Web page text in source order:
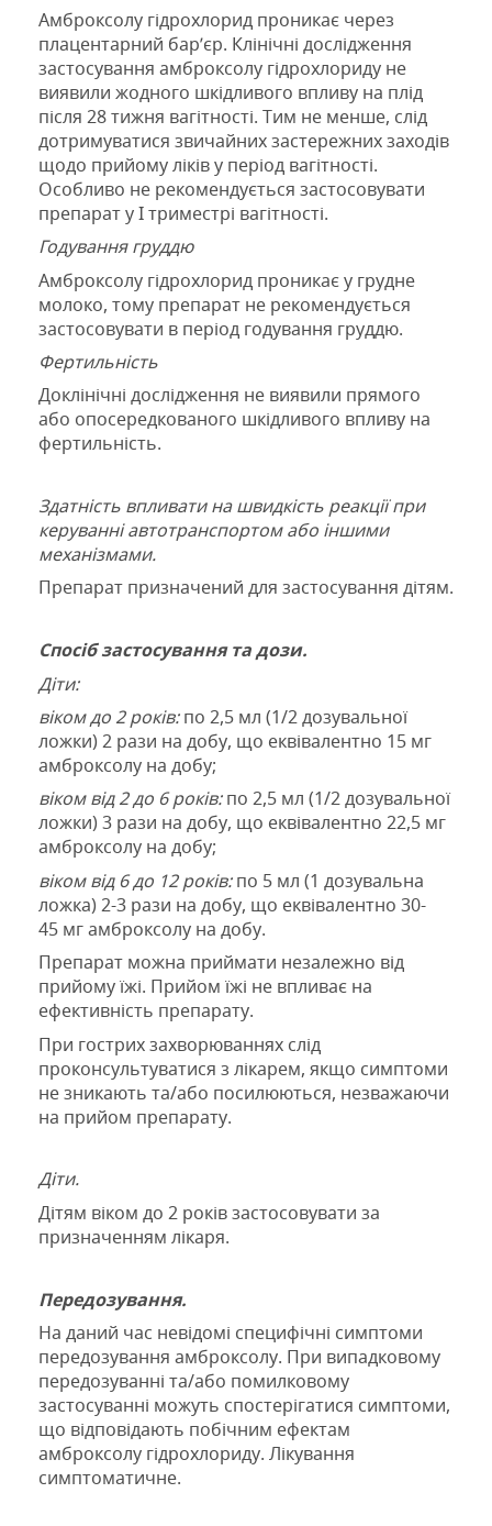
Амброксолу гідрохлорид проникає через
плацентарний бар’єр. Клінічні дослідження
застосування амброксолу гідрохлориду не
виявили жодного шкідливого впливу на плід
після 28 тижня вагітності. Тим не менше, слід
дотримуватися звичайних застережних заходів
щодо прийому ліків у період вагітності.
Особливо не рекомендується застосовувати
препарат у І триместрі вагітності.
Годування груддю
Амброксолу гідрохлорид проникає у грудне
молоко, тому препарат не рекомендується
застосовувати в період годування груддю.
Фертильність
Доклінічні дослідження не виявили прямого
або опосередкованого шкідливого впливу на
фертильність.
Здатність впливати на швидкість реакції при
керуванні автотранспортом або іншими
механізмами.
Препарат призначений для застосування дітям.
Спосіб застосування та дози.
Діти:
віком до 2 років:по 2,5 мл (1/2 дозувальної
ложки) 2 рази на добу, що еквівалентно 15 мг
амброксолу на добу;
віком від 2 до 6 років:по 2,5 мл (1/2 дозувальної
ложки) 3 рази на добу, що еквівалентно 22,5 мг
амброксолу на добу;
віком від 6 до 12 років:по 5 мл (1 дозувальна
ложка) 2-3 рази на добу, що еквівалентно 30-
45 мг амброксолу на добу.
Препарат можна приймати незалежно від
прийому їжі. Прийом їжі не впливає на
ефективність препарату.
При гострих захворюваннях слід
проконсультуватися з лікарем, якщо симптоми
не зникають та/або посилюються, незважаючи
на прийом препарату.
Діти.
Дітям віком до 2 років застосовувати за
призначенням лікаря.
Передозування.
На даний час невідомі специфічні симптоми
передозування амброксолу. При випадковому
передозуванні та/або помилковому
застосуванні можуть спостерігатися симптоми,
що відповідають побічним ефектам
амброксолу гідрохлориду. Лікування
симптоматичне.